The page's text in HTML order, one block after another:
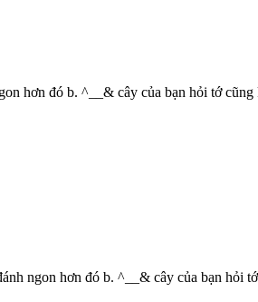
hơn đó b. ^__& cây của bạn hỏi tớ
ngon hơn đó b. ^__& cây của bạn hỏi